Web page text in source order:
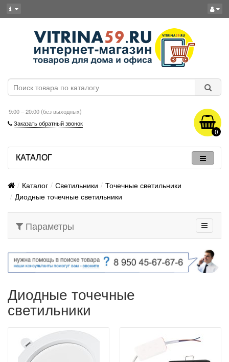
9:00 – 20:00 (без выходных)
Заказать обратный звонок
0
КАТАЛОГ
Каталог Светильники
Точечные светильники
Диодные точечные светильники
Параметры
Диодные точечные
светильники